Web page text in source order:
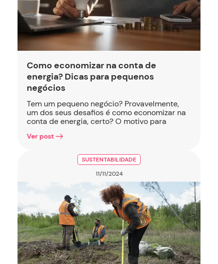
Como economizar na conta de
energia? Dicas para pequenos
negócios
Tem um pequeno negócio? Provavelmente,
um dos seus desafios é como economizar na
conta de energia, certo? O motivo para
Ver post
SUSTENTABILIDADE
11/11/2024